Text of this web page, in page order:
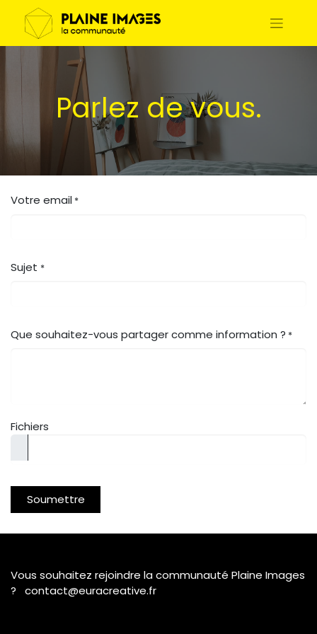
Parlez de vous.
Votre email *
Sujet *
Que souhaitez-vous partager comme information ? *
Fichiers
Soumettre
Vous souhaitez rejoindre la communauté Plaine Images
? contact@euracreative.fr